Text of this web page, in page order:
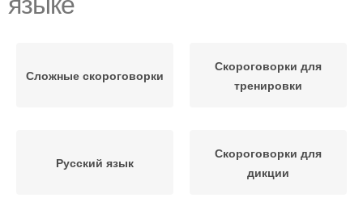
Сложные скороговорки
Скороговорки для
тренировки
Русский язык
Скороговорки для
дикции